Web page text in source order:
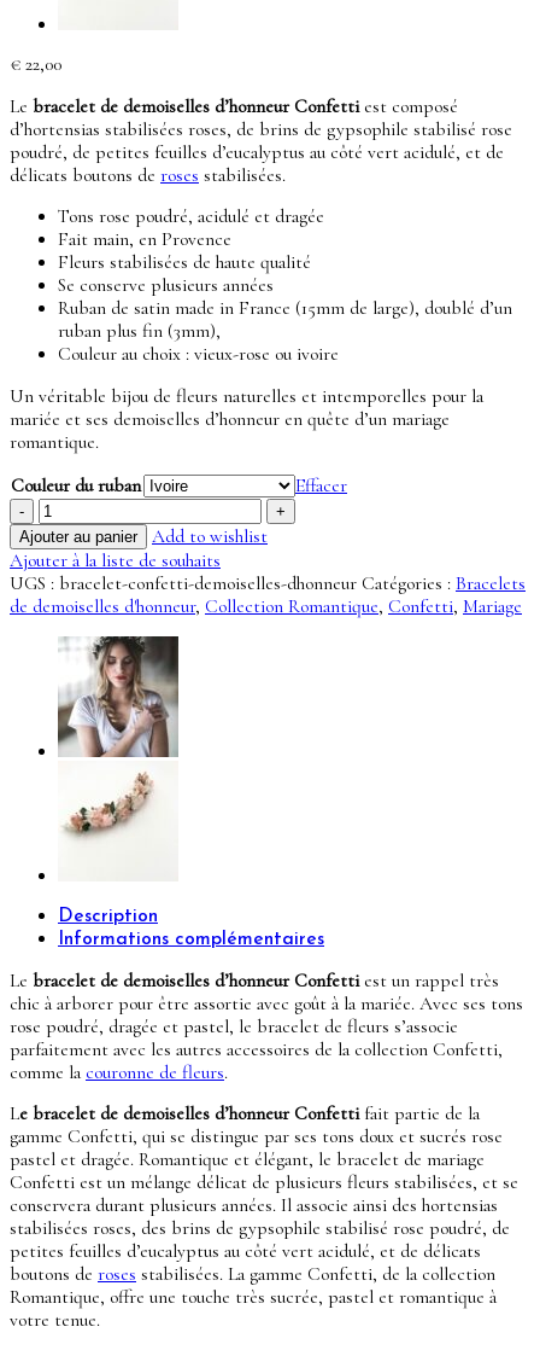
€ 22,00
Le bracelet de demoiselles d’honneur Confettiest composé
d’hortensias stabilisées roses, de brins de gypsophile stabilisé rose
poudré, de petites feuilles d’eucalyptus au côté vert acidulé, et de
délicats boutons de roses stabilisées.
Tons rose poudré, acidulé et dragée
Fait main, en Provence
Fleurs stabilisées de haute qualité
Se conserve plusieurs années
Ruban de satin made in France (15mm de large), doublé d’un
ruban plus fin (3mm),
Couleur au choix : vieux-rose ou ivoire
Un véritable bijou de fleurs naturelles et intemporelles pour la
mariée et ses demoiselles d’honneur en quête d’un mariage
romantique.
Couleur du ruban
Effacer
quantité
de
Bracelet
Confetti
-
d'honneur
Ajouter au panier
Add to wishlist
Ajouter à la liste de souhaits
UGS : bracelet-confetti-demoiselles-dhonneur Catégories : Bracelets
de demoiselles d'honneur, Collection Romantique, Confetti, Mariage
Description
Informations complémentaires
Le bracelet de demoiselles d’honneur Confettiest un rappel très
chic à arborer pour être assortie avec goût à la mariée. Avec ses tons
rose poudré, dragée et pastel, le bracelet de fleurs s’associe
parfaitement avec les autres accessoires de la collection Confetti,
comme la couronne de fleurs.
Le bracelet de demoiselles d’honneur Confettifait partie de la
gamme Confetti, qui se distingue par ses tons doux et sucrés rose
pastel et dragée. Romantique et élégant, le bracelet de mariage
Confetti est un mélange délicat de plusieurs fleurs stabilisées, et se
conservera durant plusieurs années. Il associe ainsi des hortensias
stabilisées roses, des brins de gypsophile stabilisé rose poudré, de
petites feuilles d’eucalyptus au côté vert acidulé, et de délicats
boutons de roses stabilisées. La gamme Confetti, de la collection
Romantique, offre une touche très sucrée, pastel et romantique à
votre tenue.